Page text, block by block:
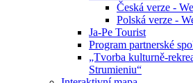
Česká verze -
Polská verze -
Ja-Pe Tourist
Program partnerské
„Tvorba kulturně-
Strumieniu“